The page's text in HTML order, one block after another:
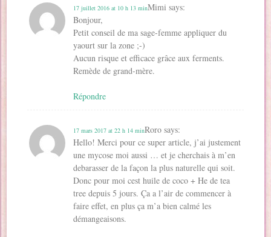
Mimi says:
17 juillet 2016 at 10 h 13 min
Bonjour,
Petit conseil de ma sage-femme appliquer du
yaourt sur la zone ;-)
Aucun risque et efficace grâce aux ferments.
Remède de grand-mère.
Répondre
Roro says:
17 mars 2017 at 22 h 14 min
Hello! Merci pour ce super article, j’ai justement
une mycose moi aussi … et je cherchais à m’en
debarasser de la façon la plus naturelle qui soit.
Donc pour moi cest huile de coco + He de tea
tree depuis 5 jours. Ça a l’air de commencer à
faire effet, en plus ça m’a bien calmé les
démangeaisons.